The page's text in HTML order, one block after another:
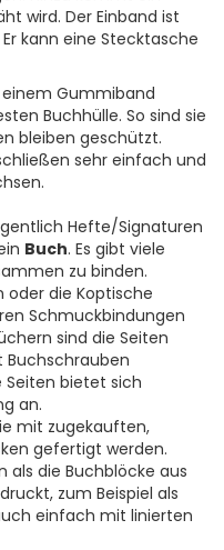
wird. Der Einband ist
kann eine Stecktasche
Gummiband
Buchhülle. So sind sie
bleiben geschützt.
sehr einfach und
Hefte/Signaturen
Buch. Es gibt viele
zu binden.
oder die Koptische
Schmuckbindungen
sind die Seiten
Seiten bietet sich
an.
mit zugekauften,
gefertigt werden.
als die Buchblöcke aus
zum Beispiel als
einfach mit linierten